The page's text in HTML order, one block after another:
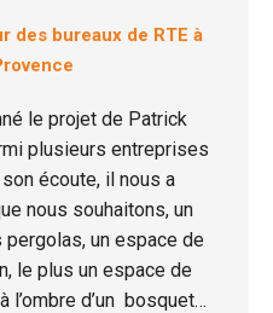
des bureaux de RTE à
le projet de Patrick
plusieurs entreprises
écoute, il nous a
nous souhaitons, un
un espace de
le plus un espace de
l’ombre d’un bosquet…